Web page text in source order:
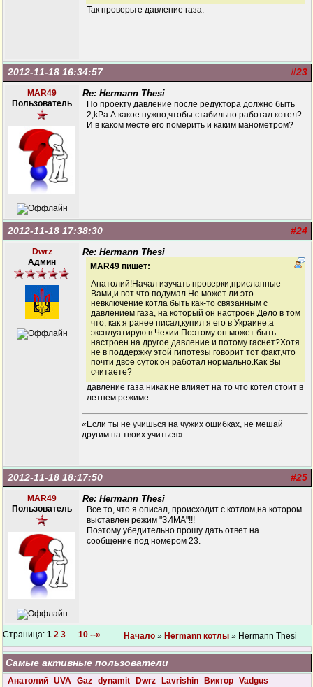
Так проверьте давление газа.
#23
2012-11-18 16:34:57
MAR49
Пользователь
Re: Hermann Thesi
По проекту давление после редуктора должно быть
2,kPa.А какое нужно,чтобы стабильно работал котел?
И в каком месте его померить и каким манометром?
#24
2012-11-18 17:38:30
Dwrz
Админ
Re: Hermann Thesi
MAR49 пишет:
Анатолий!Начал изучать проверки,присланные
Вами,и вот что подумал.Не может ли это
невключение котла быть как-то связанным с
давлением газа, на который он настроен.Дело в том
что, как я ранее писал,купил я его в Украине,а
эксплуатирую в Чехии.Поэтому он может быть
настроен на другое давление и потому гаснет?Хотя
не в поддержку этой гипотезы говорит тот факт,что
почти двое суток он работал нормально.Как Вы
считаете?
давление газа никак не влияет на то что котел стоит в
летнем режиме
«Если ты не учишься на чужих ошибках, не мешай
другим на твоих учиться»
#25
2012-11-18 18:17:50
MAR49
Пользователь
Re: Hermann Thesi
Все то, что я описал, происходит с котлом,на котором
выставлен режим "ЗИМА"!!!
Поэтому убедительно прошу дать ответ на
сообщение под номером 23.
Страница: 1 2 3 … 10 --» Начало » Hermann котлы » Hermann Thesi
Самые активные пользователи
Анатолий UVA Gaz dynamit Dwrz Lavrishin Виктор Vadgus